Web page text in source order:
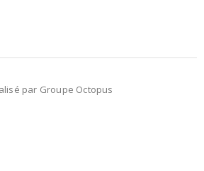
par Groupe Octopus